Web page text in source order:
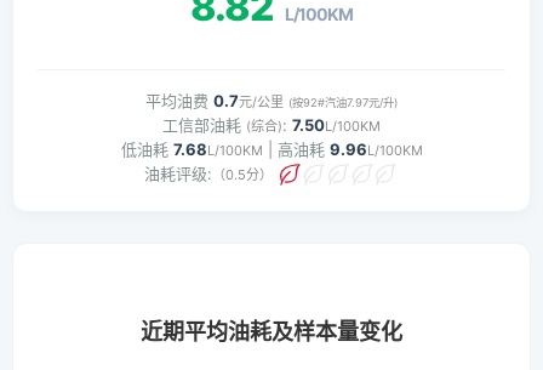
L/100KM
平均油费 0.7元/公里 (按92#汽油7.97元/升)
工信部油耗 (综合): 7.50L/100KM
低油耗 7.68L/100KM | 高油耗 9.96L/100KM
油耗评级: （0.5分）